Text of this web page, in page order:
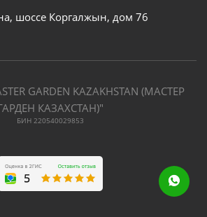
шоссе Коргалжын, дом 76
GARDEN KAZAKHSTAN (МАСТЕР
КАЗАХСТАН)"
БИН 220540029853